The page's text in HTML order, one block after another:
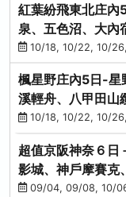
紅葉紛飛東北庄內
泉、五色沼、大內
10/18, 10/22, 10/
楓星野庄內5日-星
溪輕舟、八甲田山
(庄內/庄內)
10/18, 10/22, 10/
超值京阪神奈６日
影城、神戶摩賽克
09/04, 09/08, 10/